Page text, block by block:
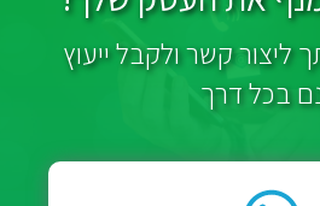
ליצור קשר ולקבל ייעוץ
בכל דרך